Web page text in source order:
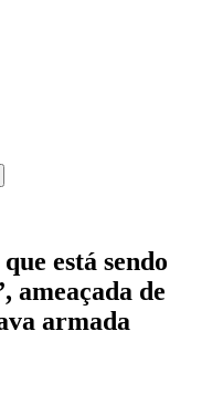
está sendo
ameaçada de
armada